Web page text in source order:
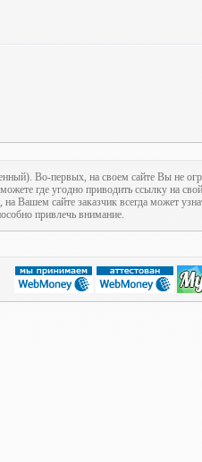
Во-первых, на своем сайте Вы не
где угодно приводить ссылку на
на Вашем сайте заказчик всегда может
привлечь внимание.